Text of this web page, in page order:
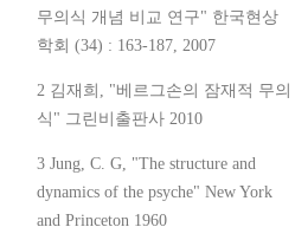
무의식 개념 비교 연구" 한국현상
학회 (34) : 163-187, 2007
2 김재희, "베르그손의 잠재적 무의
식" 그린비출판사 2010
3 Jung, C. G, "The structure and
dynamics of the psyche" New York
and Princeton 1960